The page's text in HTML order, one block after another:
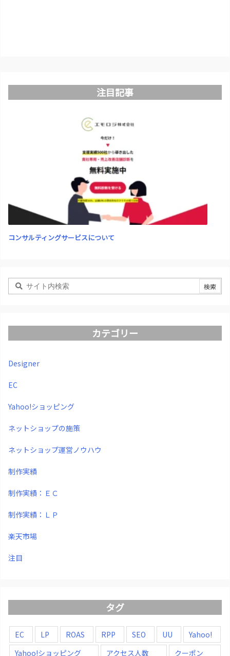
注目記事
コンサルティングサービスについて
カテゴリー
Designer
EC
Yahoo!ショッピング
ネットショップの施策
ネットショップ運営ノウハウ
制作実績
制作実績：ＥＣ
制作実績：ＬＰ
楽天市場
注目
タグ
EC LP ROAS RPP SEO UU
Yahoo!
Yahoo!ショッピング
アクセス人数
クーポン